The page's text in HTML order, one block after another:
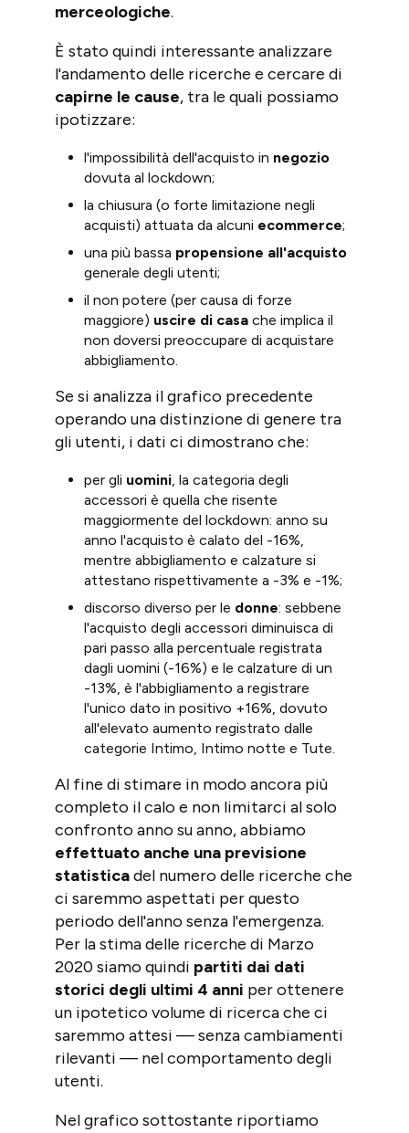
merceologiche.
È stato quindi interessante analizzare
l'andamento delle ricerche e cercare di
capirne le cause, tra le quali possiamo
ipotizzare:
l'impossibilità dell'acquisto in negozio
dovuta al lockdown;
la chiusura (o forte limitazione negli
acquisti) attuata da alcuni ecommerce;
una più bassa propensione all'acquisto
generale degli utenti;
il non potere (per causa di forze
maggiore) uscire di casa che implica il
non doversi preoccupare di acquistare
abbigliamento.
Se si analizza il grafico precedente
operando una distinzione di genere tra
gli utenti, i dati ci dimostrano che:
per gli uomini, la categoria degli
accessori è quella che risente
maggiormente del lockdown: anno su
anno l'acquisto è calato del -16%,
mentre abbigliamento e calzature si
attestano rispettivamente a -3% e -1%;
discorso diverso per le donne: sebbene
l'acquisto degli accessori diminuisca di
pari passo alla percentuale registrata
dagli uomini (-16%) e le calzature di un
-13%, è l'abbigliamento a registrare
l'unico dato in positivo +16%, dovuto
all'elevato aumento registrato dalle
categorie Intimo, Intimo notte e Tute.
Al fine di stimare in modo ancora più
completo il calo e non limitarci al solo
confronto anno su anno, abbiamo
effettuato anche una previsione
statisticadel numero delle ricerche che
ci saremmo aspettati per questo
periodo dell'anno senza l'emergenza.
Per la stima delle ricerche di Marzo
2020 siamo quindi partiti dai dati
storici degli ultimi 4 anni per ottenere
un ipotetico volume di ricerca che ci
saremmo attesi — senza cambiamenti
rilevanti — nel comportamento degli
utenti.
Nel grafico sottostante riportiamo